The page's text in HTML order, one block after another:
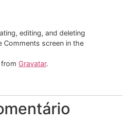
editing, and deleting
Comments screen in the
Gravatar.